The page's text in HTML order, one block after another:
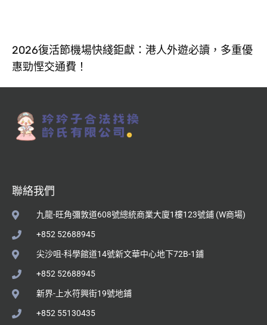
2026復活節機場快綫鉅獻：港人外遊必讀，多重優
惠勁慳交通費！
聯絡我們
九龍-旺角彌敦道608號總統商業大廈1樓123號鋪 (W商場)
+852 52688945
尖沙咀-科學館道14號新文華中心地下72B-1鋪
+852 52688945
新界-上水符興街19號地鋪
+852 55130435